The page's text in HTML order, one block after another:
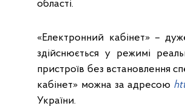
області.
«Електронний кабінет» –
здійснюється у режимі
пристроїв без встановлення
кабінет» можна за адресою
України.